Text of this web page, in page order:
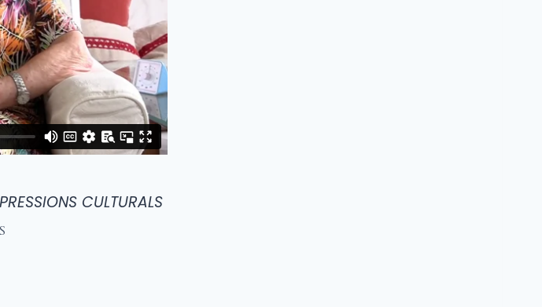
CULTURALS